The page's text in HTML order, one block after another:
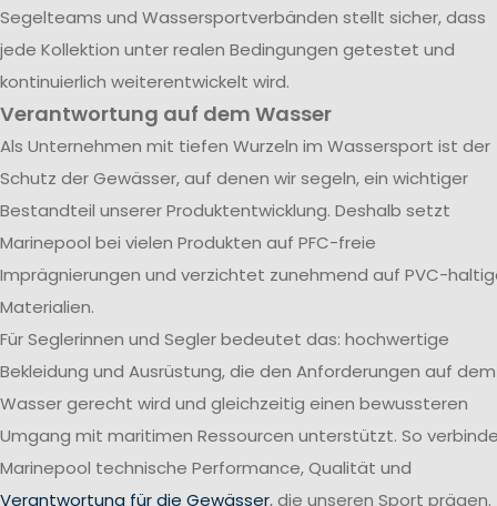
Segelteams und Wassersportverbänden stellt sicher, dass
jede Kollektion unter realen Bedingungen getestet und
kontinuierlich weiterentwickelt wird.
Verantwortung auf dem Wasser
Als Unternehmen mit tiefen Wurzeln im Wassersport ist der
Schutz der Gewässer, auf denen wir segeln, ein wichtiger
Bestandteil unserer Produktentwicklung. Deshalb setzt
Marinepool bei vielen Produkten auf PFC-freie
Imprägnierungen und verzichtet zunehmend auf PVC-
Materialien.
Für Seglerinnen und Segler bedeutet das: hochwertige
Bekleidung und Ausrüstung, die den Anforderungen auf dem
Wasser gerecht wird und gleichzeitig einen bewussteren
Umgang mit maritimen Ressourcen unterstützt. So
Marinepool technische Performance, Qualität und
Verantwortung für die Gewässer, die unseren Sport prägen.